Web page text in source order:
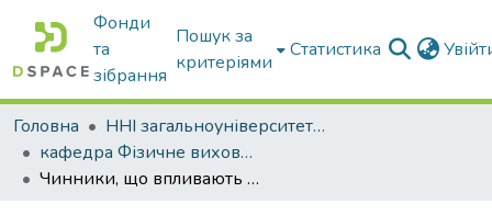
Фонди
та
зібрання
Пошук за
критеріями
Статистика
Головна
ННІ загальноуніверситетської підготовки
кафедра Фізичне виховання і спорт
Чинники, що впливають на точність кидків м'яча в кільце під час змагання